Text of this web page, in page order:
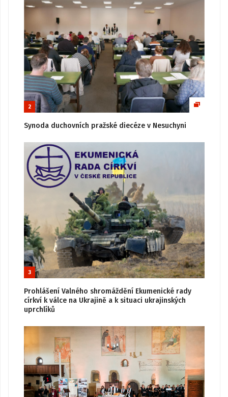
2
Synoda duchovních pražské diecéze v Nesuchyni
3
Prohlášení Valného shromáždění Ekumenické rady
církví k válce na Ukrajině a k situaci ukrajinských
uprchlíků